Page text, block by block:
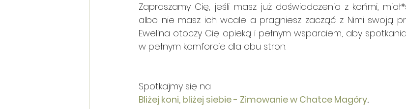
Zapraszamy Cię, jeśli masz już doświadczenia z końmi,
albo nie masz ich wcale a pragniesz zacząć z Nimi swoją
Ewelina otoczy Cię opieką i pełnym wsparciem, aby
w pełnym komforcie dla obu stron.
Spotkajmy się na
Bliżej koni, bliżej siebie - Zimowanie w Chatce Magóry.